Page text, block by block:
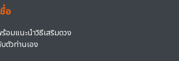
อ
อมแนะนำวิธีเสริมดวง
ตัวท่านเอง